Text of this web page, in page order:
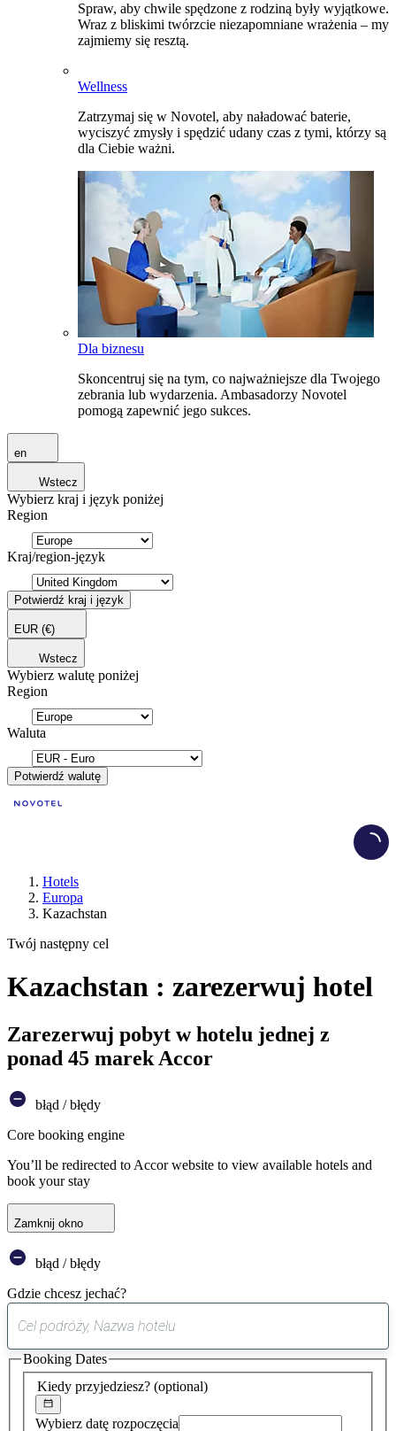
Spraw, aby chwile spędzone z rodziną były wyjątkowe.
Wraz z bliskimi twórzcie niezapomniane wrażenia – my
zajmiemy się resztą.
Wellness
Zatrzymaj się w Novotel, aby naładować baterie,
wyciszyć zmysły i spędzić udany czas z tymi, którzy są
dla Ciebie ważni.
Dla biznesu
Skoncentruj się na tym, co najważniejsze dla Twojego
zebrania lub wydarzenia. Ambasadorzy Novotel
pomogą zapewnić jego sukces.
en
Wstecz
Wybierz kraj i język poniżej
Region
Kraj/region-język
Potwierdź kraj i język
EUR (€)
Wstecz
Wybierz walutę poniżej
Region
Waluta
Potwierdź walutę
Hotels
Europa
Kazachstan
Twój następny cel
Kazachstan : zarezerwuj hotel
Zarezerwuj pobyt w hotelu jednej z
ponad 45 marek Accor
błąd / błędy
Core booking engine
You’ll be redirected to Accor website to view available hotels and
book your stay
Zamknij okno
błąd / błędy
Gdzie chcesz jechać?
sugestia
została
znaleziona
Kiedy przyjedziesz? (optional)
Wybierz datę rozpoczęcia
Booking Dates